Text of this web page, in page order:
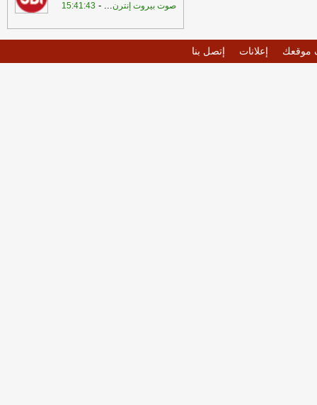
صوت بيروت إنترن...
-
15:41:43
موقعك إعلانات إتصل بنا